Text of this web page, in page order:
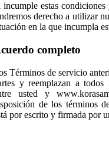
incumple estas
derecho a utilizar
en la que incumpla
completo
Términos de servicio
y reemplazan a todos
usted y
de los términos
por escrito y firmada por